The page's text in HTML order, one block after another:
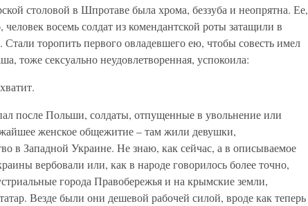
столовой в Шпротаве была хрома, беззуба и неопрятна. Ее,
восемь солдат из комендантской роты затащили в
Стали торопить первого овладевшего ею, чтобы совесть имел
тоже сексуально неудовлетворенная, успокоила:
после Польши, солдаты, отпущенные в увольнение или
женское общежитие – там жили девушки,
в Западной Украине. Не знаю, как сейчас, а в описываемое
вербовали или, как в народе говорилось более точно,
города Правобережья и на крымские земли,
Везде были они дешевой рабочей силой, вроде как теперь